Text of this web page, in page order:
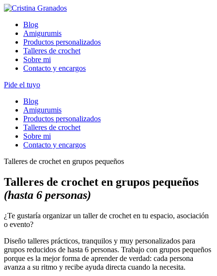
Skip
contentBlog
Amigurumis
Productos personalizados
Talleres de crochet
Sobre mi
Contacto y encargos
Pide el tuyo
Blog
Amigurumis
Productos personalizados
Talleres de crochet
Sobre mi
Contacto y encargos
Talleres de crochet en grupos pequeños
Talleres de crochet en grupos pequeños
(hasta 6 personas)
¿Te gustaría organizar un taller de crochet en tu espacio, asociación
o evento?
Diseño talleres prácticos, tranquilos y muy personalizados para
grupos reducidos de hasta 6 personas. Trabajo con grupos pequeños
porque es la mejor forma de aprender de verdad: cada persona
avanza a su ritmo y recibe ayuda directa cuando la necesita.